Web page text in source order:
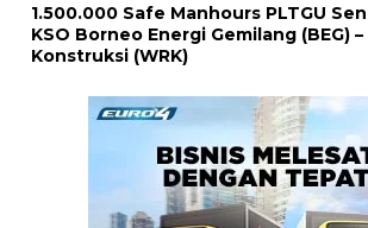
1.500.000 Safe Manhours PLTGU
KSO Borneo Energi Gemilang (BEG)
Konstruksi (WRK)